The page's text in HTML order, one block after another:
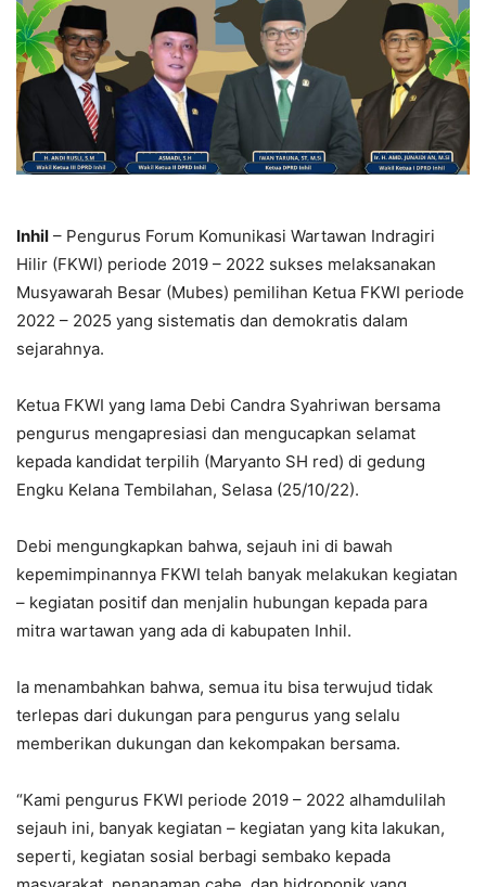
Inhil – Pengurus Forum Komunikasi Wartawan Indragiri
Hilir (FKWI) periode 2019 – 2022 sukses melaksanakan
Musyawarah Besar (Mubes) pemilihan Ketua FKWI periode
2022 – 2025 yang sistematis dan demokratis dalam
sejarahnya.
Ketua FKWI yang lama Debi Candra Syahriwan bersama
pengurus mengapresiasi dan mengucapkan selamat
kepada kandidat terpilih (Maryanto SH red) di gedung
Engku Kelana Tembilahan, Selasa (25/10/22).
Debi mengungkapkan bahwa, sejauh ini di bawah
kepemimpinannya FKWI telah banyak melakukan kegiatan
– kegiatan positif dan menjalin hubungan kepada para
mitra wartawan yang ada di kabupaten Inhil.
Ia menambahkan bahwa, semua itu bisa terwujud tidak
terlepas dari dukungan para pengurus yang selalu
memberikan dukungan dan kekompakan bersama.
“Kami pengurus FKWI periode 2019 – 2022 alhamdulilah
sejauh ini, banyak kegiatan – kegiatan yang kita lakukan,
seperti, kegiatan sosial berbagi sembako kepada